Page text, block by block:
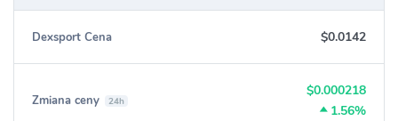
Dexsport Cena $0.0142
Zmiana ceny 24h
$0.000218
1.56%